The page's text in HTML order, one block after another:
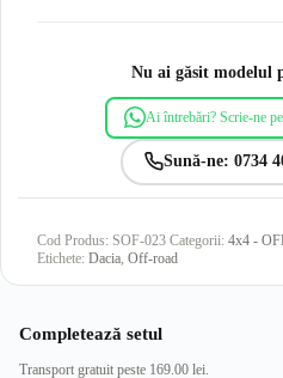
Nu ai găsit modelul
Ai întrebări? Scrie-ne
Sună-ne: 0734
Cod Produs: SOF-023 Categorii: 4x4 -
Etichete: Dacia, Off-road
Completează setul
Transport gratuit peste 169.00 lei.